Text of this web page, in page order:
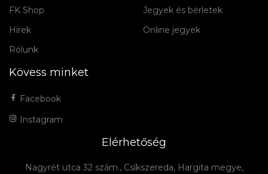
FK Shop
Hírek
Rólunk
Jegyek és bérletek
Online jegyek
Kövess minket
Facebook
Instagram
Elérhetőség
Nagyrét utca 32 szám., Csíkszereda, Hargita megye,